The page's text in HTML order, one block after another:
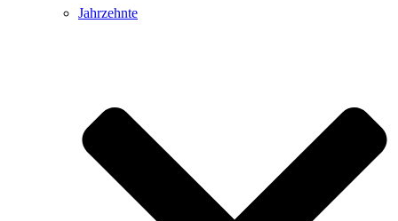
Jahrzehnte